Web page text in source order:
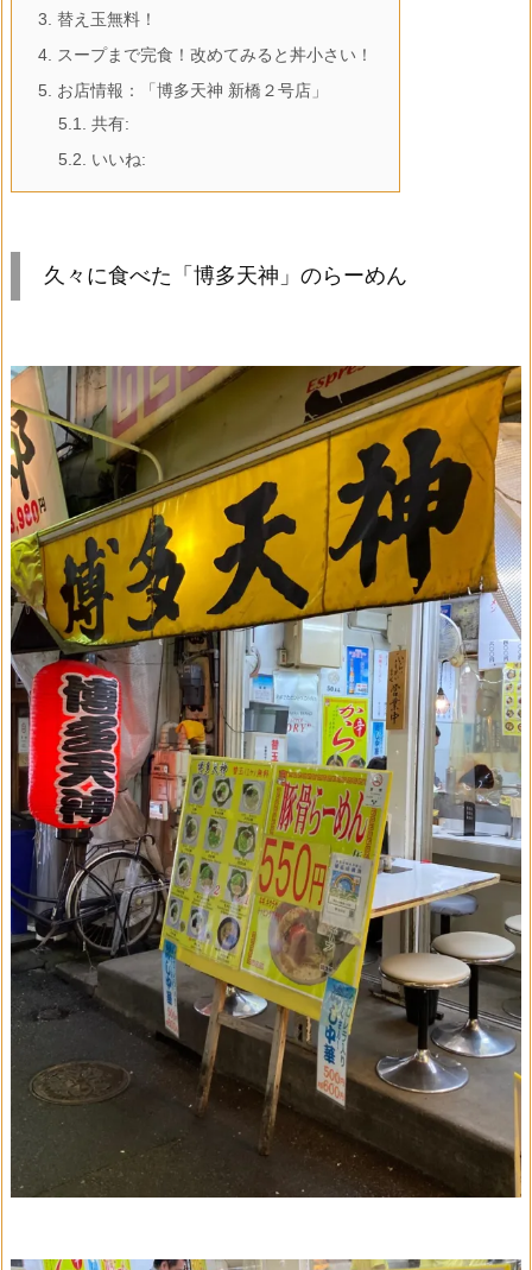
3. 替え玉無料！
4.
スープまで完食！改めてみると丼小さい！
5.
お店情報：「博多天神 新橋２号店」
5.1.
共有:
5.2.
いいね:
久々に食べた「博多天神」のらーめん